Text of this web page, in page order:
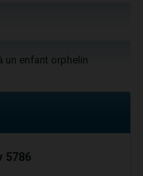
un enfant orphelin
5786